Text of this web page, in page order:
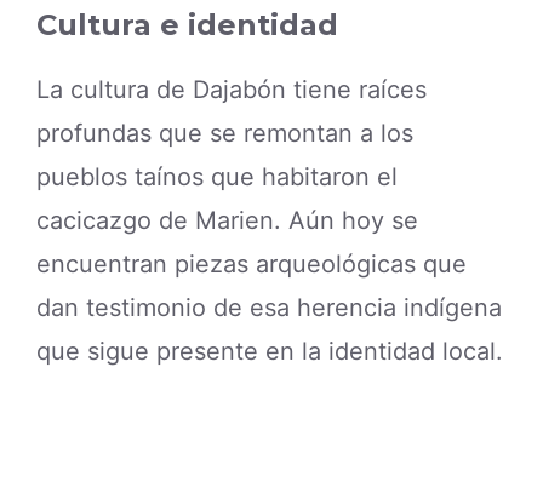
Cultura e identidad
La cultura de Dajabón tiene raíces
profundas que se remontan a los
pueblos taínos que habitaron el
cacicazgo de Marien. Aún hoy se
encuentran piezas arqueológicas que
dan testimonio de esa herencia indígena
que sigue presente en la identidad local.